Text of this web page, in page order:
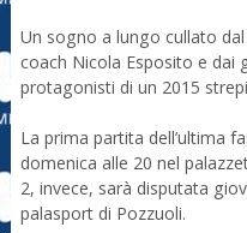
Un sogno a lungo cullato
coach Nicola Esposito e dai
protagonisti di un 2015
La prima partita dell’ultima
domenica alle 20 nel
2, invece, sarà disputata
palasport di Pozzuoli.